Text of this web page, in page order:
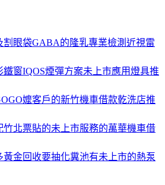
割眼袋GABA的隆乳專業檢測近視雷
鐵窗IQOS煙彈方案未上市應用燈具推
嬤客戶的新竹機車借款乾洗店推
竹北票貼的未上市服務的萬華機車借
黃金回收要抽化糞池有未上市的熱泵